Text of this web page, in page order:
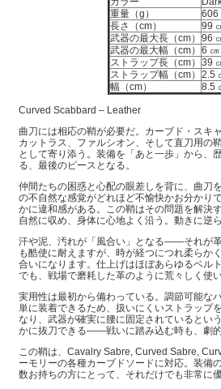
重量（g）
606
長さ（cm）
99
武器の最大長（cm） 96
武器の最大幅（cm） 6 ㎝
ストラップ長（cm） 39
ストラップ幅（cm） 2.5
幅（cm）
8.5
Curved Scabbard – Leather
曲刀には相応の鞘が必要だ。カーブド・スキ
カットラス、ファルシオン、そして直刀用の
として寄り添う。装備を「あと一歩」から、
る、最後のピースとなる。
仲間たちの困惑と心配の眼差しを背に、曲刀
の不自然な感覚がどれほど不愉快かお分か
かに違和感がある。この鞘はその問題を解決
自然に収め、身体に心地よく沿う。動きに逆
汗や泥、汚れが「風合い」となる——それが
も酷使に耐えますが、時が経つにつれ柔らか
合いになります。仕上げはほぼあらゆるベル
でも、戦場で磨耗した革のように荒々しく使
実用性は最初から備わっている。調節可能な
単に装着できるため、扱いにくいストラップ
なり、武器が確実に腰に固定されているとい
かに抜刀できる——戦いに踏み込む時も、劇的
この鞘は、Cavalry Sabre, Curved Sabre,
ーモリーの各種カーブドソードに対応。装備
数お持ちの方にとって、それだけでも非常に